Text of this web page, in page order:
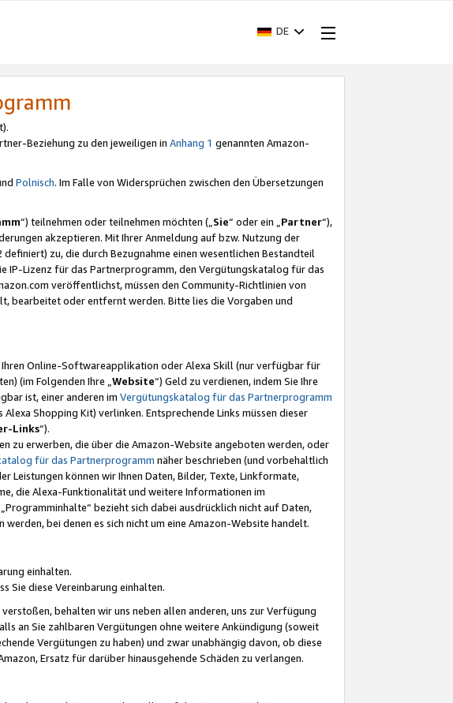
DE
Beziehung zu den jeweiligen in Anhang 1 genannten Amazon-
Polnisch. Im Falle von Widersprüchen zwischen den Übersetzungen
“) teilnehmen oder teilnehmen möchten („Sie“ oder ein „Partner“),
akzeptieren. Mit Ihrer Anmeldung auf bzw. Nutzung der
zu, die durch Bezugnahme einen wesentlichen Bestandteil
IP-Lizenz für das Partnerprogramm, den Vergütungskatalog für das
veröffentlichst, müssen den Community-Richtlinien von
bearbeitet oder entfernt werden. Bitte lies die Vorgaben und
Online-Softwareapplikation oder Alexa Skill (nur verfügbar für
(im Folgenden Ihre „ Website“) Geld zu verdienen, indem Sie Ihre
ist, einer anderen im Vergütungskatalog für das Partnerprogramm
Shopping Kit) verlinken. Entsprechende Links müssen dieser
Links“).
zu erwerben, die über die Amazon-Website angeboten werden, oder
für das Partnerprogramm näher beschrieben (und vorbehaltlich
können wir Ihnen Daten, Bilder, Texte, Linkformate,
die Alexa-Funktionalität und weitere Informationen im
bezieht sich dabei ausdrücklich nicht auf Daten,
bei denen es sich nicht um eine Amazon-Website handelt.
einhalten.
Sie diese Vereinbarung einhalten.
behalten wir uns neben allen anderen, uns zur Verfügung
an Sie zahlbaren Vergütungen ohne weitere Ankündigung (soweit
Vergütungen zu haben) und zwar unabhängig davon, ob diese
Ersatz für darüber hinausgehende Schäden zu verlangen.